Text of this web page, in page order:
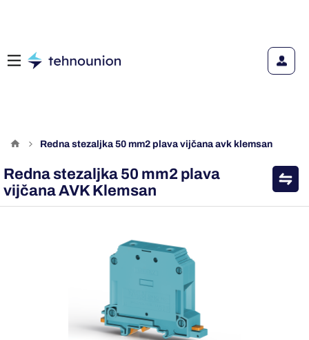
redna stezaljka 50 mm2 plava vijčana avk klemsan
Redna stezaljka 50 mm2 plava
vijčana AVK Klemsan